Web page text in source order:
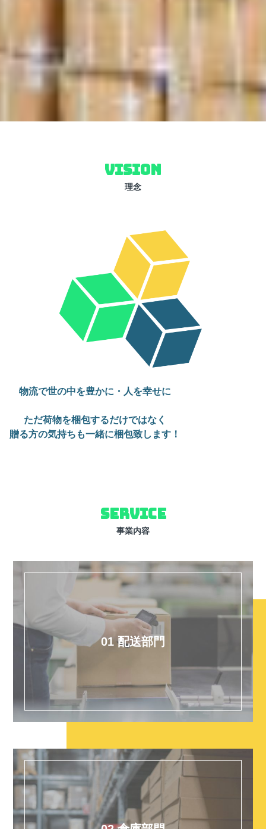
VISION
理念
物流で世の中を豊かに・人を幸せに
ただ荷物を梱包するだけではなく
贈る方の気持ちも一緒に梱包致します！
SERVICE
事業内容
01 配送部門